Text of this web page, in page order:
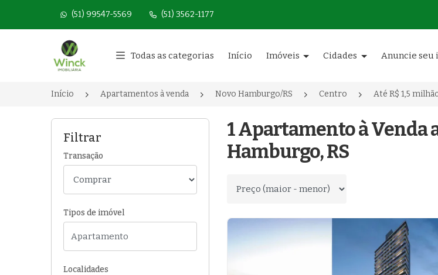
(51) 99547-5569 (51) 3562-1177
Página inicial
Todas as categorias Início Imóveis Cidades Anuncie seu
Início Apartamentos à venda Novo Hamburgo/RS Centro Até R$ 1,5
Filtrar
Transação
Tipos de imóvel
Localidades
1 Apartamento à Venda
Hamburgo, RS
Ordenar por